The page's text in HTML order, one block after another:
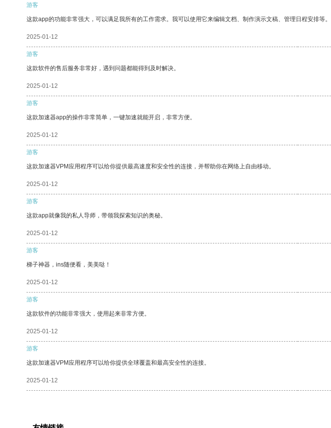
游客
这款app的功能非常强大，可以满足我所有的工作需求。我可以使用它来编辑文档、制作演示文稿、管理日程安排等。
2025-01-12
游客
这款软件的售后服务非常好，遇到问题都能得到及时解决。
2025-01-12
游客
这款加速器app的操作非常简单，一键加速就能开启，非常方便。
2025-01-12
游客
这款加速器VPM应用程序可以给你提供最高速度和安全性的连接，并帮助你在网络上自由移动。
2025-01-12
游客
这款app就像我的私人导师，带领我探索知识的奥秘。
2025-01-12
游客
梯子神器，ins随便看，美美哒！
2025-01-12
游客
这款软件的功能非常强大，使用起来非常方便。
2025-01-12
游客
这款加速器VPM应用程序可以给你提供全球覆盖和最高安全性的连接。
2025-01-12